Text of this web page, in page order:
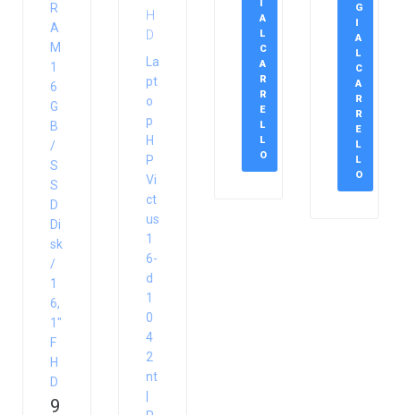
R
A
M
1
6
G
B
/
S
S
D
Di
sk
/
1
6,
1″
F
H
D
9
La
pt
o
p
H
P
Vi
ct
us
1
6-
d
1
0
4
2
nt
A
L
C
A
R
R
E
L
L
O
G
A
L
C
A
R
R
E
L
L
O